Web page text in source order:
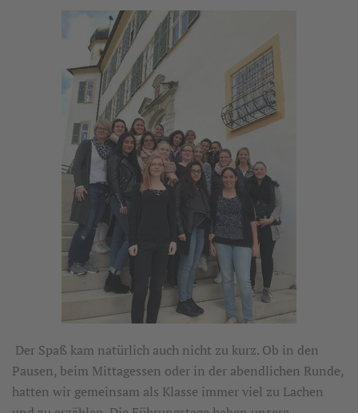
Der Spaß kam natürlich auch nicht zu kurz. Ob in den
Pausen, beim Mittagessen oder in der abendlichen Runde,
hatten wir gemeinsam als Klasse immer viel zu Lachen